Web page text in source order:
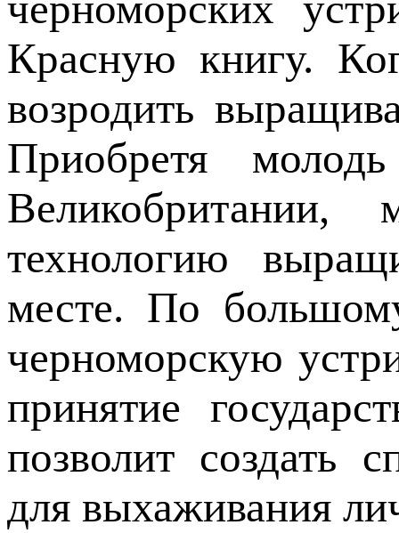
Красную книгу.
возродить
Приобретя
Великобритании,
технологию
месте. По
черноморскую
принятие
позволит создать
для выхаживания